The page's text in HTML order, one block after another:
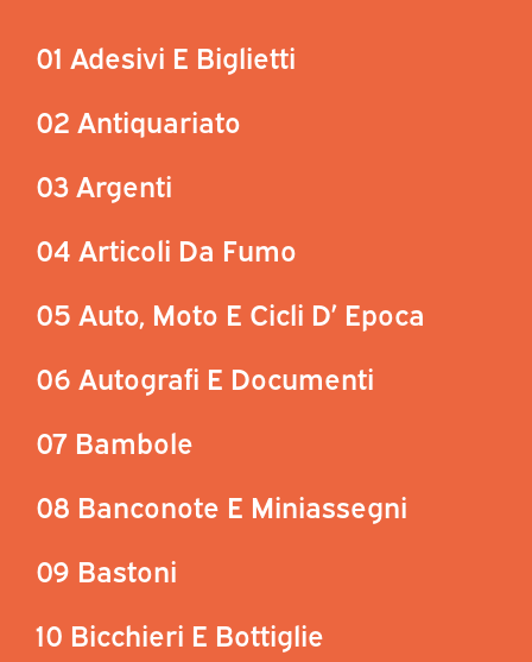
01 Adesivi E Biglietti
02 Antiquariato
03 Argenti
04 Articoli Da Fumo
05 Auto, Moto E Cicli D’ Epoca
06 Autografi E Documenti
07 Bambole
08 Banconote E Miniassegni
09 Bastoni
10 Bicchieri E Bottiglie